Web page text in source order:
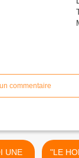
commentaire
"LE